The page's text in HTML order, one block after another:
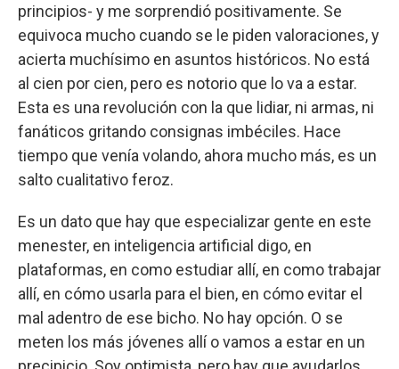
principios- y me sorprendió positivamente. Se
equivoca mucho cuando se le piden valoraciones, y
acierta muchísimo en asuntos históricos. No está
al cien por cien, pero es notorio que lo va a estar.
Esta es una revolución con la que lidiar, ni armas, ni
fanáticos gritando consignas imbéciles. Hace
tiempo que venía volando, ahora mucho más, es un
salto cualitativo feroz.
Es un dato que hay que especializar gente en este
menester, en inteligencia artificial digo, en
plataformas, en como estudiar allí, en como trabajar
allí, en cómo usarla para el bien, en cómo evitar el
mal adentro de ese bicho. No hay opción. O se
meten los más jóvenes allí o vamos a estar en un